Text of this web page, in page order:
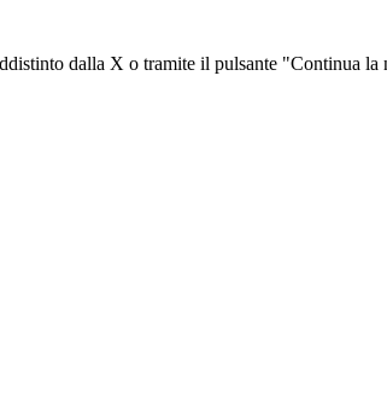
dalla X o tramite il pulsante "Continua la